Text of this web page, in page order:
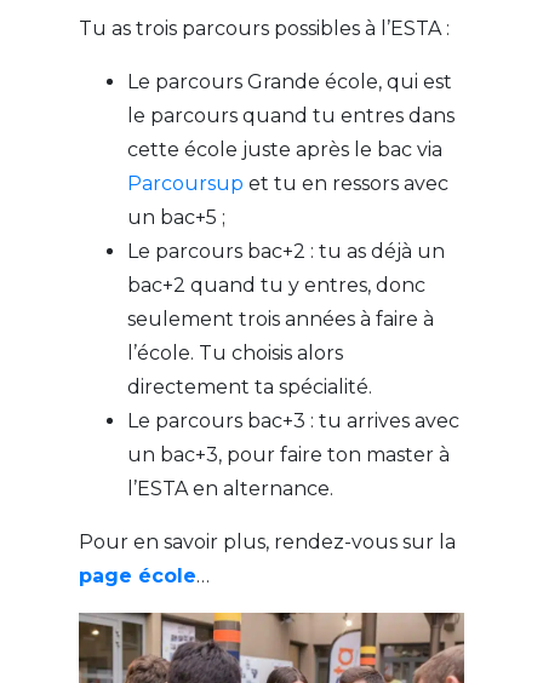
Tu as trois parcours possibles à l’ESTA :
Le parcours Grande école, qui est
le parcours quand tu entres dans
cette école juste après le bac via
Parcoursup et tu en ressors avec
un bac+5 ;
Le parcours bac+2 : tu as déjà un
bac+2 quand tu y entres, donc
seulement trois années à faire à
l’école. Tu choisis alors
directement ta spécialité.
Le parcours bac+3 : tu arrives avec
un bac+3, pour faire ton master à
l’ESTA en alternance.
Pour en savoir plus, rendez-vous sur la
page école…